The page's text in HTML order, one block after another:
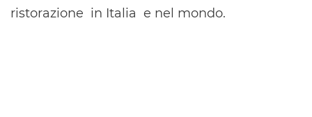
ristorazione in Italia e nel mondo.